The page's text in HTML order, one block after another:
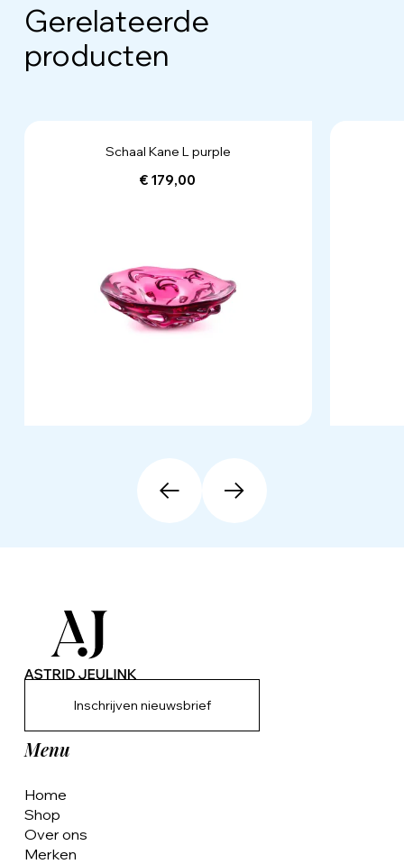
Gerelateerde
producten
Schaal Kane L purple
€ 179,00
Inschrijven nieuwsbrief
Menu
Home
Shop
Over ons
Merken